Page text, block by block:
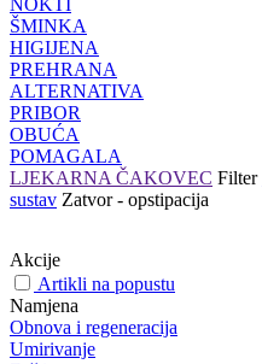
NOKTI
ŠMINKA
HIGIJENA
PREHRANA
ALTERNATIVA
PRIBOR
OBUĆA
POMAGALA
LJEKARNA ČAKOVEC Filter
sustav Zatvor - opstipacija
Akcije
Artikli na popustu
Namjena
Obnova i regeneracija
Umirivanje